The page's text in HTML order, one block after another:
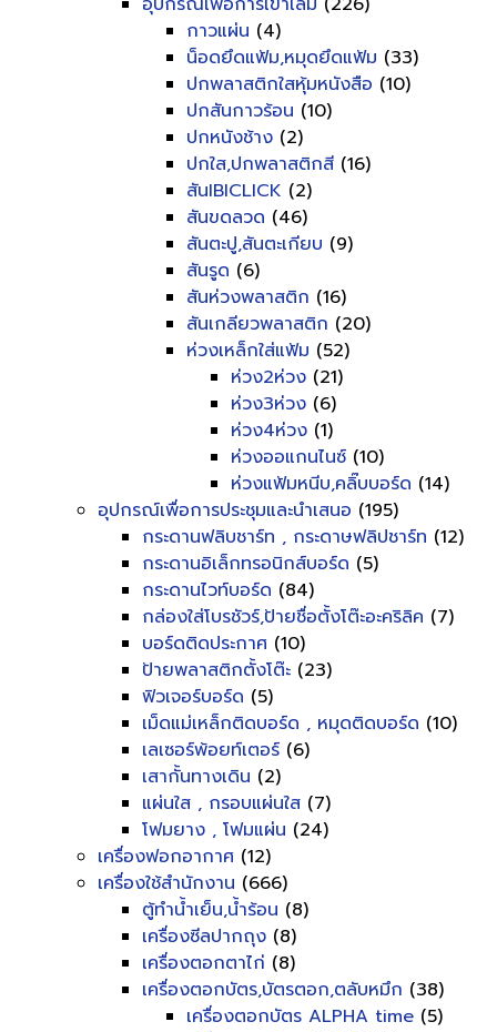
กาวแผ่น (4)
น็อดยึดแฟ้ม,หมุดยึดแฟ้ม (33)
ปกพลาสติกใสหุ้มหนังสือ (10)
ปกสันกาวร้อน (10)
ปกหนังช้าง (2)
ปกใส,ปกพลาสติกสี (16)
สันIBICLICK (2)
สันขดลวด (46)
สันตะปู,สันตะเกียบ (9)
สันรูด (6)
สันห่วงพลาสติก (16)
สันเกลียวพลาสติก (20)
ห่วงเหล็กใส่แฟ้ม (52)
ห่วง2ห่วง (21)
ห่วง3ห่วง (6)
ห่วง4ห่วง (1)
ห่วงออแกนไนซ์ (10)
ห่วงแฟ้มหนีบ,คลิ๊บบอร์ด (14)
อุปกรณ์เพื่อการประชุมและนำเสนอ (195)
กระดานฟลิบชาร์ท , กระดาษฟลิปชาร์ท (12)
กระดานอิเล็กทรอนิกส์บอร์ด (5)
กระดานไวท์บอร์ด (84)
กล่องใส่โบรชัวร์,ป้ายชื่อตั้งโต๊ะอะคริลิค (7)
บอร์ดติดประกาศ (10)
ป้ายพลาสติกตั้งโต๊ะ (23)
ฟิวเจอร์บอร์ด (5)
เม็ดแม่เหล็กติดบอร์ด , หมุดติดบอร์ด (10)
เลเซอร์พ้อยท์เตอร์ (6)
เสากั้นทางเดิน (2)
แผ่นใส , กรอบแผ่นใส (7)
โฟมยาง , โฟมแผ่น (24)
เครื่องฟอกอากาศ (12)
เครื่องใช้สำนักงาน (666)
ตู้ทำน้ำเย็น,น้ำร้อน (8)
เครื่องซีลปากถุง (8)
เครื่องตอกตาไก่ (8)
เครื่องตอกบัตร,บัตรตอก,ตลับหมึก (38)
เครื่องตอกบัตร ALPHA time (5)